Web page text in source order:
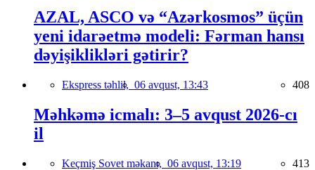
AZAL, ASCO və “Azərkosmos” üçün
yeni idarəetmə modeli: Fərman hansı
dəyişiklikləri gətirir?
Ekspress təhlil, 06 avqust, 13:43 408
Məhkəmə icmalı: 3–5 avqust 2026-cı
il
Keçmiş Sovet məkanı, 06 avqust, 13:19 413